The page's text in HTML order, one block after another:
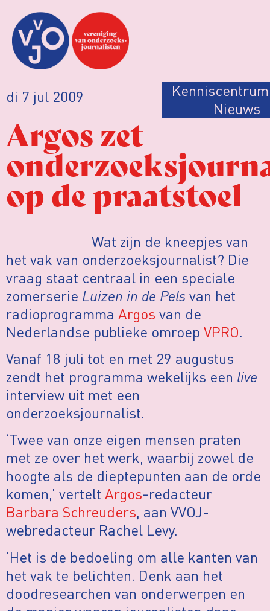
di 7 jul 2009 Kenniscentrum
Nieuws
Argos zet
op de praatstoel
Wat zijn de kneepjes van
het vak van onderzoeksjournalist? Die
vraag staat centraal in een speciale
zomerserie Luizen in de Pelsvan het
radioprogramma Argos van de
Nederlandse publieke omroep VPRO.
Vanaf 18 juli tot en met 29 augustus
zendt het programma wekelijks een live
interview uit met een
onderzoeksjournalist.
‘Twee van onze eigen mensen praten
met ze over het werk, waarbij zowel de
hoogte als de dieptepunten aan de orde
komen,’ vertelt Argos-redacteur
Barbara Schreuders, aan VVOJ-
webredacteur Rachel Levy.
‘Het is de bedoeling om alle kanten van
het vak te belichten. Denk aan het
doodresearchen van onderwerpen en